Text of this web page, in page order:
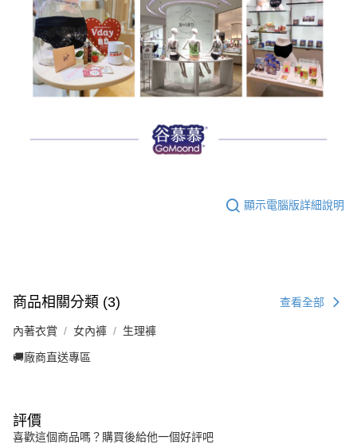
顯示電腦版詳細說明
商品相關分類 (3) 查看全部
內著衣賞 女內褲 生理褲
🚚廠商直送專區
評價
喜歡這個商品嗎？購買後給他一個好評吧